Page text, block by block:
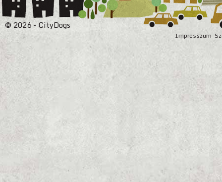
Impresszum
© 2026 - CityDogs